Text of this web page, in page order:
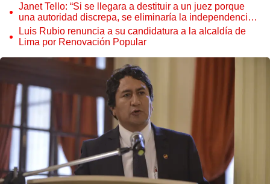
Janet Tello: “Si se llegara a destituir a un juez porque
una autoridad discrepa, se eliminaría la independencia
judicial”
Luis Rubio renuncia a su candidatura a la alcaldía de
Lima por Renovación Popular